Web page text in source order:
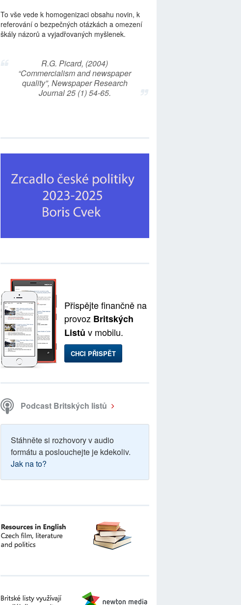
To vše vede k homogenizaci obsahu novin, k
referování o bezpečných otázkách a omezení
škály názorů a vyjadřovaných myšlenek.
R.G. Picard, (2004)
“Commercialism and newspaper
quality”, Newspaper Research
Journal 25 (1) 54-65.
Přispějte finančně na
provoz Britských
Listů v mobilu.
CHCI PŘISPĚT
Podcast Britských listů
Stáhněte si rozhovory v audio
formátu a poslouchejte je kdekoliv.
Jak na to?